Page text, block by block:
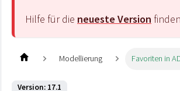
Hilfe für die neueste Version
Modellierung Favoriten in
Version: 17.1